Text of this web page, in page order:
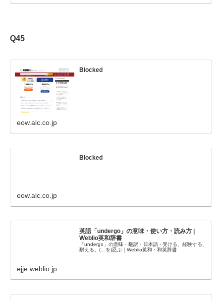
Q45
Blocked
eow.alc.co.jp
Blocked
eow.alc.co.jp
英語「undergo」の意味・使い方・読み方 |
Weblio英和辞書
「undergo」の意味・翻訳・日本語 - 受ける、経験する、
耐える、(…を)忍ぶ｜Weblio英和・和英辞書
ejje.weblio.jp